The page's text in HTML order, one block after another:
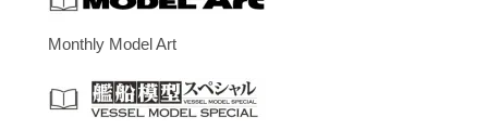
Monthly Model Art